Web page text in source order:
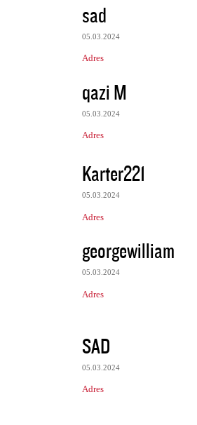
sad
05.03.2024
Adres
qazi M
05.03.2024
Adres
Karter221
05.03.2024
Adres
georgewilliam
05.03.2024
Adres
SAD
05.03.2024
Adres